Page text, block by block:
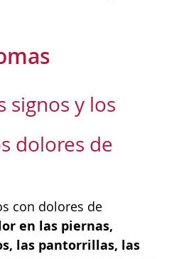
signos y los
dolores de
con dolores de
en las piernas,
las pantorrillas, las